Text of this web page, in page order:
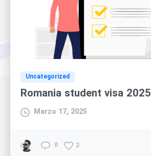
Uncategorized
Romania student visa 2025
Marzo 17, 2025
0 2